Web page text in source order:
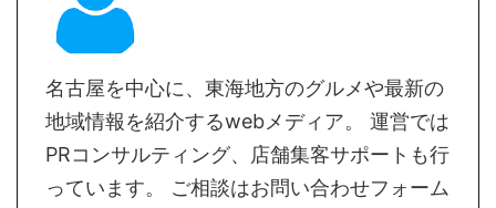
名古屋を中心に、東海地方のグルメや最新の
地域情報を紹介するwebメディア。 運営では
PRコンサルティング、店舗集客サポートも行
っています。 ご相談はお問い合わせフォーム